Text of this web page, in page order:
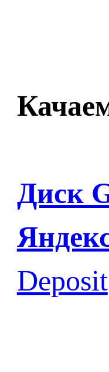
Диск
Deposit